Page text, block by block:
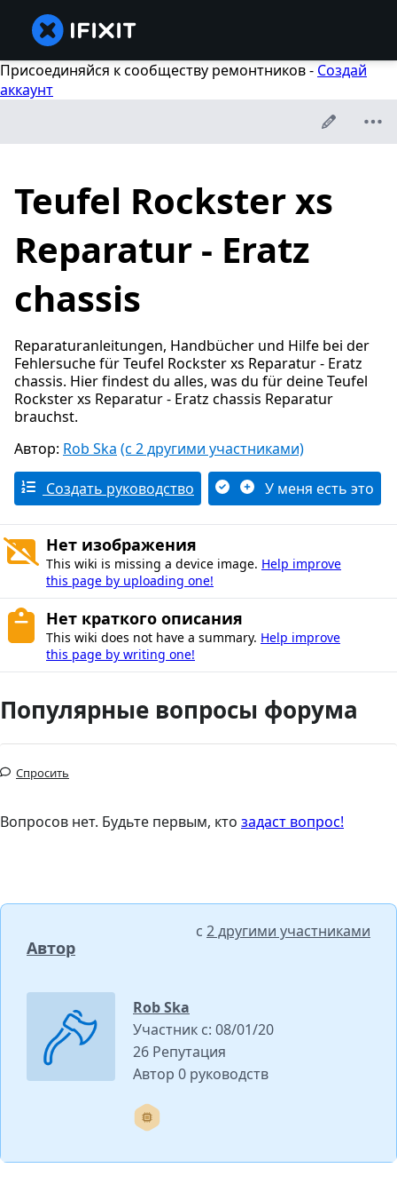
Присоединяйся к сообществу ремонтников - Создай
аккаунт
Teufel Rockster xs
Reparatur - Eratz
chassis
Reparaturanleitungen, Handbücher und Hilfe bei der
Fehlersuche für Teufel Rockster xs Reparatur - Eratz
chassis. Hier findest du alles, was du für deine Teufel
Rockster xs Reparatur - Eratz chassis Reparatur
brauchst.
Автор: Rob Ska (с 2 другими участниками)
Создать руководство У меня есть это
Нет изображения
This wiki is missing a device image. Help improve
this page by uploading one!
Нет краткого описания
This wiki does not have a summary. Help improve
this page by writing one!
Популярные вопросы форума
Спросить
Вопросов нет. Будьте первым, кто задаст вопрос!
Автор
с 2 другими участниками
Rob Ska
Участник с: 08/01/20
26 Репутация
Автор 0 руководств